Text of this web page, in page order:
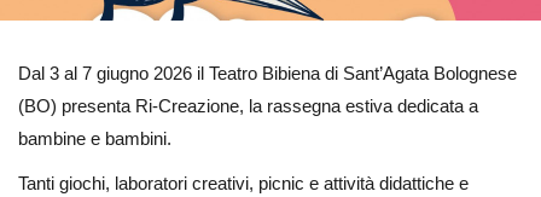
Dal 3 al 7 giugno 2026 il Teatro Bibiena di Sant’Agata Bolognese
(BO) presenta Ri-Creazione, la rassegna estiva dedicata a
bambine e bambini.
Tanti giochi, laboratori creativi, picnic e attività didattiche e